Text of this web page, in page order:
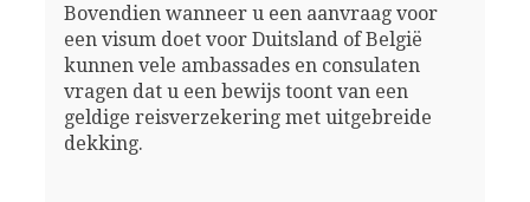
Bovendien wanneer u een aanvraag voor
een visum doet voor Duitsland of België
kunnen vele ambassades en consulaten
vragen dat u een bewijs toont van een
geldige reisverzekering met uitgebreide
dekking.